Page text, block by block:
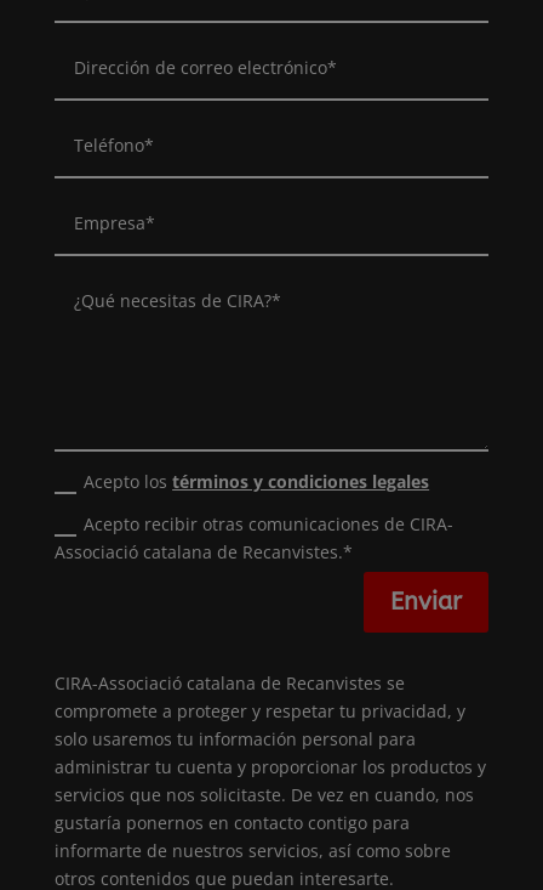
Acepto lostérminos y condiciones legales
Acepto recibir otras comunicaciones de CIRA-
Associació catalana de Recanvistes.*
Enviar
CIRA-Associació catalana de Recanvistes se
compromete a proteger y respetar tu privacidad, y
solo usaremos tu información personal para
administrar tu cuenta y proporcionar los productos y
servicios que nos solicitaste. De vez en cuando, nos
gustaría ponernos en contacto contigo para
informarte de nuestros servicios, así como sobre
otros contenidos que puedan interesarte.